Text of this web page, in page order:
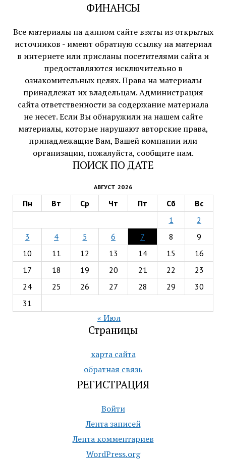
ФИНАНСЫ
Все материалы на данном сайте взяты из открытых
источников - имеют обратную ссылку на материал
в интернете или присланы посетителями сайта и
предоставляются исключительно в
ознакомительных целях. Права на материалы
принадлежат их владельцам. Администрация
сайта ответственности за содержание материала
не несет. Если Вы обнаружили на нашем сайте
материалы, которые нарушают авторские права,
принадлежащие Вам, Вашей компании или
организации, пожалуйста, сообщите нам.
ПОИСК ПО ДАТЕ
АВГУСТ 2026
Пн Вт Ср Чт Пт Сб
Вс
1
2
3
4 5 6 7 8
9
10
11 12 13 14 15
16
17
18 19 20 21 22
23
24
25 26 27 28 29
30
31
« Июл
Страницы
карта сайта
обратная связь
РЕГИСТРАЦИЯ
Войти
Лента записей
Лента комментариев
WordPress.org